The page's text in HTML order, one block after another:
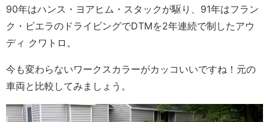
90年はハンス・ヨアヒム・スタックが駆り、91年はフラン
ク・ビエラのドライビングでDTMを2年連続で制したアウ
ディ クワトロ。
今も変わらないワークスカラーがカッコいいですね！元の
車両と比較してみましょう。